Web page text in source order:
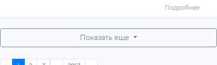
Подробнее
Показать еще